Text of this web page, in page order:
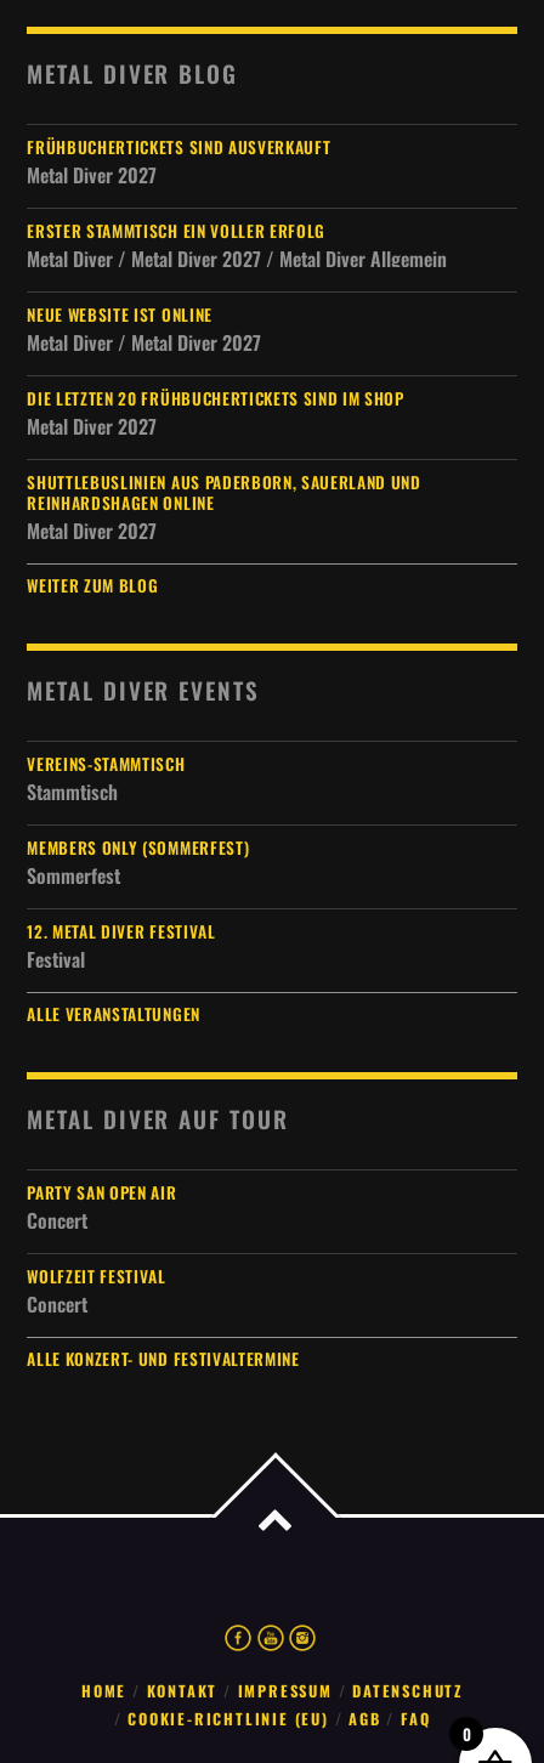
METAL DIVER BLOG
FRÜHBUCHERTICKETS SIND AUSVERKAUFT
Metal Diver 2027
ERSTER STAMMTISCH EIN VOLLER ERFOLG
Metal Diver / Metal Diver 2027 / Metal Diver Allgemein
NEUE WEBSITE IST ONLINE
Metal Diver / Metal Diver 2027
DIE LETZTEN 20 FRÜHBUCHERTICKETS SIND IM SHOP
Metal Diver 2027
SHUTTLEBUSLINIEN AUS PADERBORN, SAUERLAND UND
REINHARDSHAGEN ONLINE
Metal Diver 2027
WEITER ZUM BLOG
METAL DIVER EVENTS
VEREINS-STAMMTISCH
Stammtisch
MEMBERS ONLY (SOMMERFEST)
Sommerfest
12. METAL DIVER FESTIVAL
Festival
ALLE VERANSTALTUNGEN
METAL DIVER AUF TOUR
PARTY SAN OPEN AIR
Concert
WOLFZEIT FESTIVAL
Concert
ALLE KONZERT- UND FESTIVALTERMINE
HOME KONTAKT IMPRESSUM
DATENSCHUTZ
COOKIE-RICHTLINIE (EU)
AGB FAQ
0